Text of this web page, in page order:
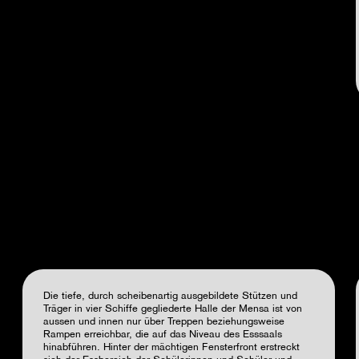
Die tiefe, durch scheibenartig ausgebildete Stützen und
Träger in vier Schiffe gegliederte Halle der Mensa ist von
aussen und innen nur über Treppen beziehungsweise
Rampen erreichbar, die auf das Niveau des Esssaals
hinabführen. Hinter der mächtigen Fensterfront erstreckt